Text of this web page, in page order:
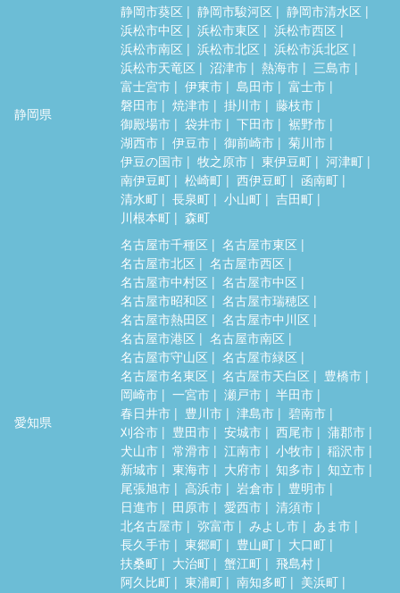
静岡県
静岡市葵区 静岡市駿河区
静岡市清水区
浜松市中区
浜松市東区
浜松市西区
浜松市南区
浜松市北区
浜松市浜北区
浜松市天竜区
沼津市 熱海市
三島市
富士宮市
伊東市 島田市
富士市
磐田市
焼津市 掛川市
藤枝市
御殿場市
袋井市 下田市
裾野市
湖西市
伊豆市 御前崎市
菊川市
伊豆の国市
牧之原市 東伊豆町
河津町
南伊豆町
松崎町 西伊豆町
函南町
清水町
長泉町 小山町
吉田町
川根本町
森町
愛知県
名古屋市千種区
名古屋市東区
名古屋市北区
名古屋市西区
名古屋市中村区
名古屋市中区
名古屋市昭和区
名古屋市瑞穂区
名古屋市熱田区
名古屋市中川区
名古屋市港区
名古屋市南区
名古屋市守山区
名古屋市緑区
名古屋市名東区
名古屋市天白区
豊橋市
岡崎市
一宮市 瀬戸市
半田市
春日井市
豊川市 津島市
碧南市
刈谷市
豊田市 安城市 西尾市
蒲郡市
犬山市
常滑市 江南市 小牧市
稲沢市
新城市
東海市 大府市 知多市
知立市
尾張旭市
高浜市 岩倉市
豊明市
日進市
田原市 愛西市
清須市
北名古屋市
弥富市 みよし市
あま市
長久手市
東郷町 豊山町
大口町
扶桑町
大治町 蟹江町
飛島村
阿久比町
東浦町 南知多町
美浜町